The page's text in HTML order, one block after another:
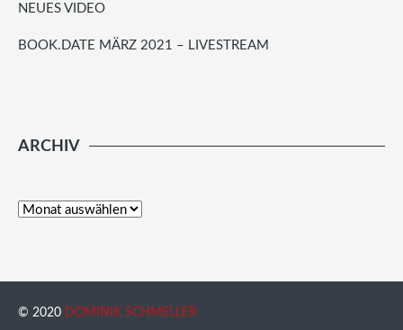
NEUES VIDEO
BOOK.DATE MÄRZ 2021 – LIVESTREAM
ARCHIV
© 2020 DOMINIK SCHMELLER